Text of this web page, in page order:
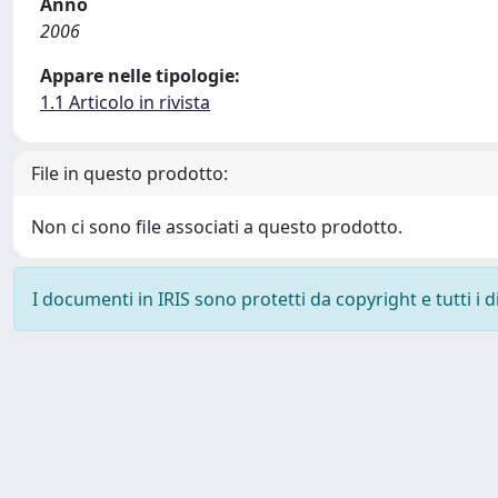
2006
Appare nelle tipologie:
1.1 Articolo in rivista
File in questo prodotto:
Non ci sono file associati a questo prodotto.
I documenti in IRIS sono protetti da copyright e tutti i